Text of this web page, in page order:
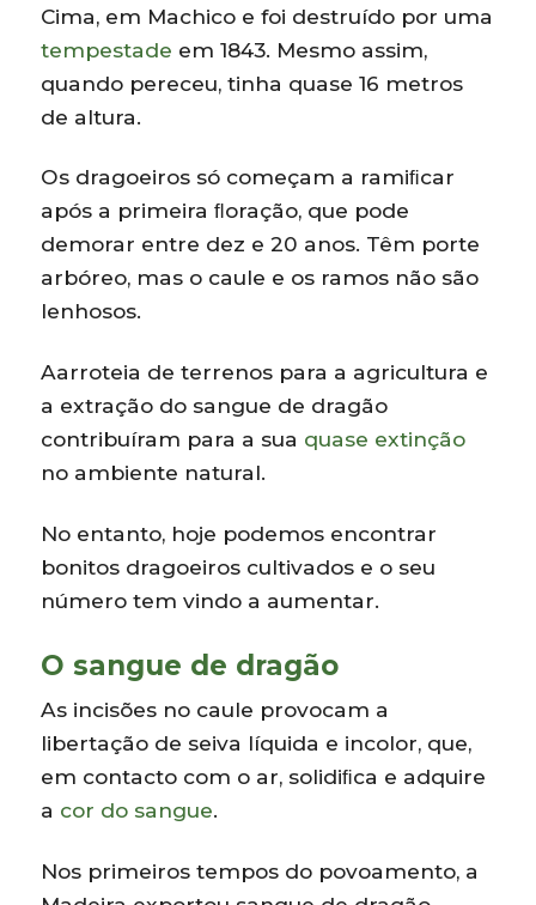
Cima, em Machico e foi destruído por uma
tempestade em 1843. Mesmo assim,
quando pereceu, tinha quase 16 metros
de altura.
Os dragoeiros só começam a ramiﬁcar
após a primeira ﬂoração, que pode
demorar entre dez e 20 anos. Têm porte
arbóreo, mas o caule e os ramos não são
lenhosos.
Aarroteia de terrenos para a agricultura e
a extração do sangue de dragão
contribuíram para a sua quase extinção
no ambiente natural.
No entanto, hoje podemos encontrar
bonitos dragoeiros cultivados e o seu
número tem vindo a aumentar.
O sangue de dragão
As incisões no caule provocam a
libertação de seiva líquida e incolor, que,
em contacto com o ar, solidiﬁca e adquire
a cor do sangue.
Nos primeiros tempos do povoamento, a